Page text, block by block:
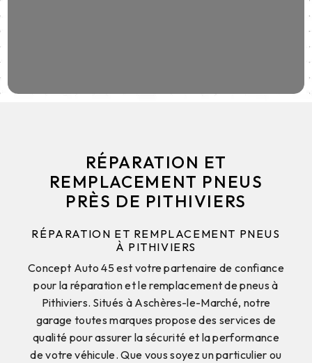
RÉPARATION ET
REMPLACEMENT PNEUS
PRÈS DE PITHIVIERS
RÉPARATION ET REMPLACEMENT PNEUS
À PITHIVIERS
Concept Auto 45 est votre partenaire de confiance
pour la réparation et le remplacement de pneus à
Pithiviers. Situés à Aschères-le-Marché, notre
garage toutes marques propose des services de
qualité pour assurer la sécurité et la performance
de votre véhicule. Que vous soyez un particulier ou